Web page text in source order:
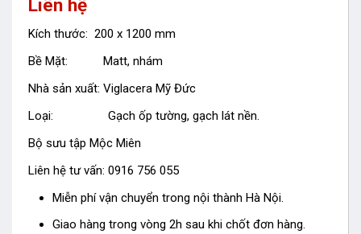
Liên hệ
Kích thước: 200 x 1200 mm
Bề Mặt: Matt, nhám
Nhà sản xuất: Viglacera Mỹ Đức
Loại: Gạch ốp tường, gạch lát nền.
Bộ sưu tập Mộc Miên
Liên hệ tư vấn: 0916 756 055
Miễn phí vận chuyển trong nội thành Hà Nội.
Giao hàng trong vòng 2h sau khi chốt đơn hàng.